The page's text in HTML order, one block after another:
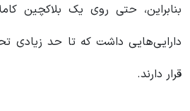
بنابراین، حتی روی یک بلاکچین
دارایی‌هایی داشت که تا حد زیادی
قرار دارند.